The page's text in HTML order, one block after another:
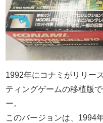
1992年にコナミがリリー
ティングゲームの移植版
ー。
このバージョンは、1994